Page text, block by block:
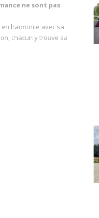
ne sont pas
harmonie avec sa
chacun y trouve sa